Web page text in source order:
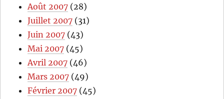
Août 2007 (28)
Juillet 2007 (31)
Juin 2007 (43)
Mai 2007 (45)
Avril 2007 (46)
Mars 2007 (49)
Février 2007 (45)